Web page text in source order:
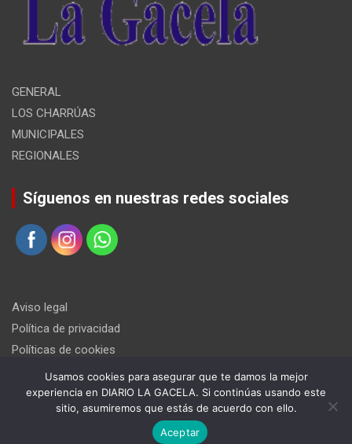
GENERAL
LOS CHARRÚAS
MUNICIPALES
REGIONALES
Síguenos en nuestras redes sociales
Aviso legal
Política de privacidad
Políticas de cookies
Usamos cookies para asegurar que te damos la mejor
experiencia en DIARIO LA GACELA. Si continúas usando este
sitio, asumiremos que estás de acuerdo con ello.
Aceptar